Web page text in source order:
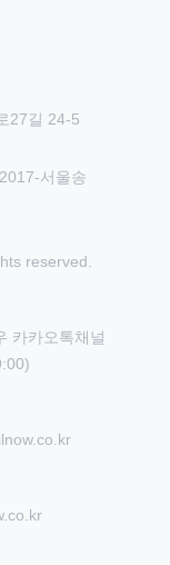
27길 24-5
서울송
reserved.
카카오톡채널